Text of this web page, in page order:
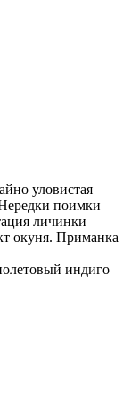
уловистая
поимки
личинки
окуня. Приманка
индиго